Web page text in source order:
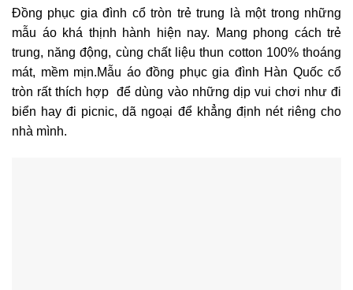
Đồng phục gia đình cổ tròn trẻ trung là một trong những
mẫu áo khá thịnh hành hiện nay. Mang phong cách trẻ
trung, năng động, cùng chất liệu thun cotton 100% thoáng
mát, mềm mịn.Mẫu áo đồng phục gia đình Hàn Quốc cổ
tròn rất thích hợp để dùng vào những dịp vui chơi như đi
biển hay đi picnic, dã ngoại để khẳng định nét riêng cho
nhà mình.